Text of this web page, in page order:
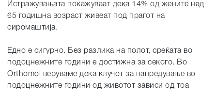
Истражувањата покажуваат дека 14% од жените над
65 годишна возраст живеат под прагот на
сиромаштија.
Едно е сигурно. Без разлика на полот, среќата во
подоцнежните години е достижна за секого. Во
Orthomol веруваме дека клучот за напредување во
подоцнежните години од животот зависи од тоа